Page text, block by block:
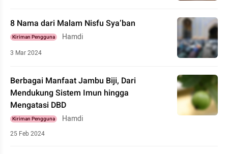
8 Nama dari Malam Nisfu Sya’ban
Kiriman Pengguna Hamdi
3 Mar 2024
Berbagai Manfaat Jambu Biji, Dari
Mendukung Sistem Imun hingga
Mengatasi DBD
Kiriman Pengguna Hamdi
25 Feb 2024